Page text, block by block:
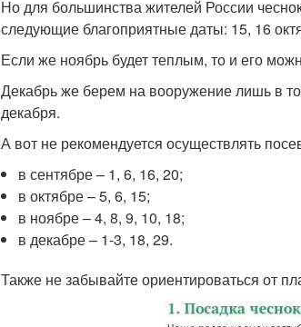
Но для большинства жителей России
следующие благоприятные даты: 15, 16
Если же ноябрь будет теплым, то и его
Декабрь же берем на вооружение лишь в
декабря.
А вот не рекомендуется осуществлять
в сентябре – 1, 6, 16, 20;
в октябре – 5, 6, 15;
в ноябре – 4, 8, 9, 10, 18;
в декабре – 1-3, 18, 29.
Также не забывайте ориентироваться от